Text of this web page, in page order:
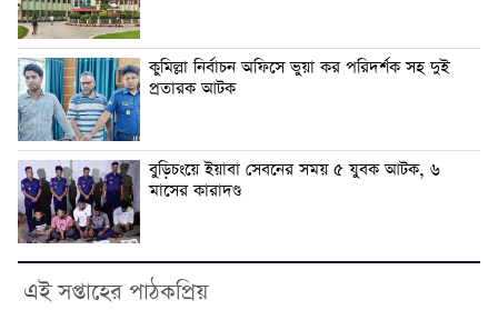
কুমিল্লা নির্বাচন অফিসে ভুয়া কর পরিদর্শক সহ দুই
প্রতারক আটক
বুড়িচংয়ে ইয়াবা সেবনের সময় ৫ যুবক আটক, ৬
মাসের কারাদণ্ড
এই সপ্তাহের পাঠকপ্রিয়